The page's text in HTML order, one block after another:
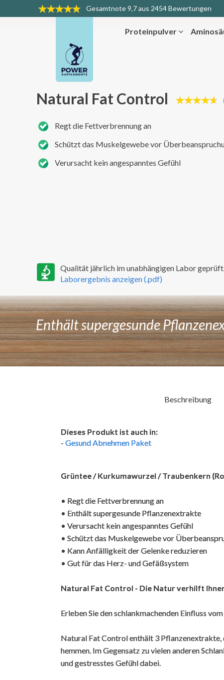
Gesamtnote9,7 aus 2454 Bewertungen
Proteinpulver
Natural Fat Control
Regt die Fettverbrennung an
Schützt das Muskelgewebe vor
Verursacht kein angespanntes Gefühl
Qualität jährlich im unabhängigen Labor
Laborergebnis anzeigen (.pdf)
Enthält supergesunde
Beschreibung
Dieses Produkt ist auch in:
- Gesund Abnehmen Paket
Grüntee / Kurkumawurzel / Traubenkern
• Regt die Fettverbrennung an
• Enthält supergesunde Pflanzenextrakte
• Verursacht kein angespanntes Gefühl
• Schützt das Muskelgewebe vor
• Kann Anfälligkeit der Gelenke reduzieren
• Gut für das Herz- und Gefäßsystem
Natural Fat Control - Die Natur verhilft
Erleben Sie den schlankmachenden Einfluss
Natural Fat Control enthält 3
hemmen. Im Gegensatz zu vielen anderen
und gestresstes Gefühl dabei.
Lady Falso,25. Februar 2019
Ein sehr gutes Produkt mit natürlichen
Inhaltsstoffen. Versorgt den Organismus mit
guten Vitaminen und Mineralien. Zugleich
Ernährung und gezieltem körperlichem
Verringert mein Bauchfett